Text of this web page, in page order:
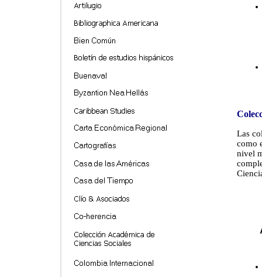
Las
como
nivel